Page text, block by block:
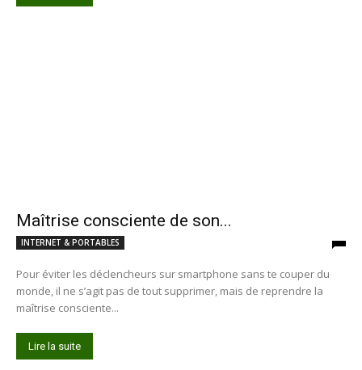
Maîtrise consciente de son...
INTERNET & PORTABLES
Pour éviter les déclencheurs sur smartphone sans te couper du
monde, il ne s’agit pas de tout supprimer, mais de reprendre la
maîtrise consciente...
Lire la suite